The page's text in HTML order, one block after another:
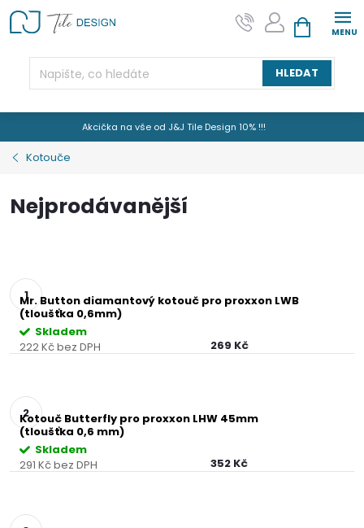
Přejít
na
HLEDAT
NÁKUPNÍ KOŠÍK
Akcička na vše od J&J Tile Design 10% !!!
Kotouče
Nejprodávanější
Mr. Button diamantový kotouč pro proxxon LWB
(tloušťka 0,6mm)
Skladem
269 Kč
222 Kč bez DPH
Kotouč Butterfly pro proxxon LHW 45mm
(tloušťka 0,6 mm)
Skladem
352 Kč
291 Kč bez DPH